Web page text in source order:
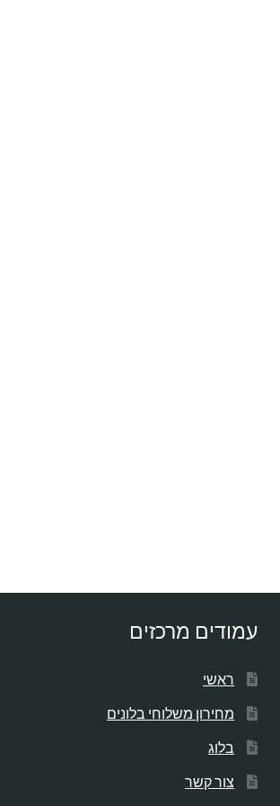
עמודים מרכזים
ראשי
מחירון משלוחי בלונים
בלוג
צור קשר